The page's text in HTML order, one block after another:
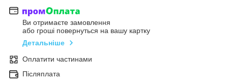
Ви отримаєте замовлення
або гроші повернуться на вашу картку
Детальніше
Оплатити частинами
Післяплата